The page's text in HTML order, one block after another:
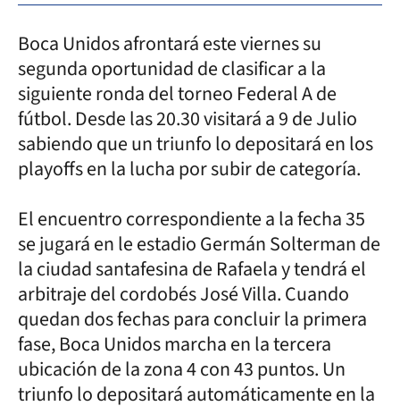
Boca Unidos afrontará este viernes su
segunda oportunidad de clasificar a la
siguiente ronda del torneo Federal A de
fútbol. Desde las 20.30 visitará a 9 de Julio
sabiendo que un triunfo lo depositará en los
playoffs en la lucha por subir de categoría.
El encuentro correspondiente a la fecha 35
se jugará en le estadio Germán Solterman de
la ciudad santafesina de Rafaela y tendrá el
arbitraje del cordobés José Villa. Cuando
quedan dos fechas para concluir la primera
fase, Boca Unidos marcha en la tercera
ubicación de la zona 4 con 43 puntos. Un
triunfo lo depositará automáticamente en la